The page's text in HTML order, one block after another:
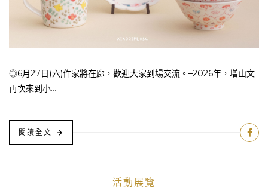
◎6月27日(六)作家將在廊，歡迎大家到場交流。–2026年，増山文
再次來到小...
閱讀全文
活動展覽